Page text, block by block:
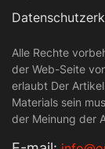
Alle Rechte
der Web-Seite
erlaubt Der
Materials sein
der Meinung der